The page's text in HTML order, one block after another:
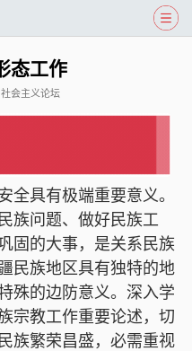
态工作
社会主义论坛
具有极端重要意义。
族问题、做好民族工
固的大事，是关系民族
民族地区具有独特的地
殊的边防意义。深入学
宗教工作重要论述，切
族繁荣昌盛，必需重视